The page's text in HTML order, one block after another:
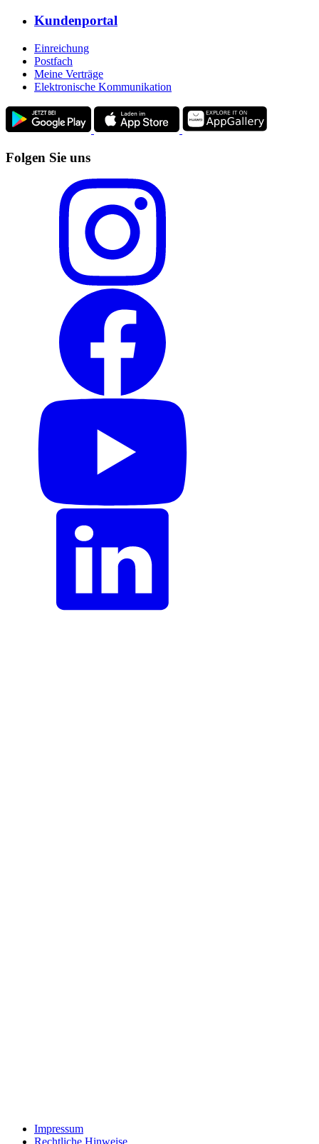
Kundenportal
Einreichung
Postfach
Meine Verträge
Elektronische Kommunikation
Folgen Sie uns
Impressum